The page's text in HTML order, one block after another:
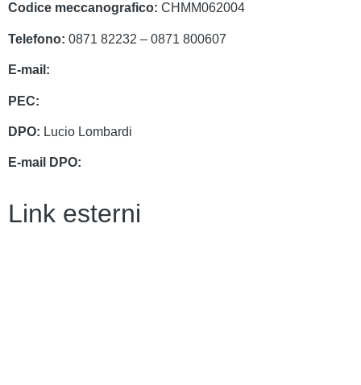
Codice meccanografico: CHMM062004
Telefono: 0871 82232 – 0871 800607
E-mail:
PEC:
DPO: Lucio Lombardi
E-mail DPO:
Link esterni